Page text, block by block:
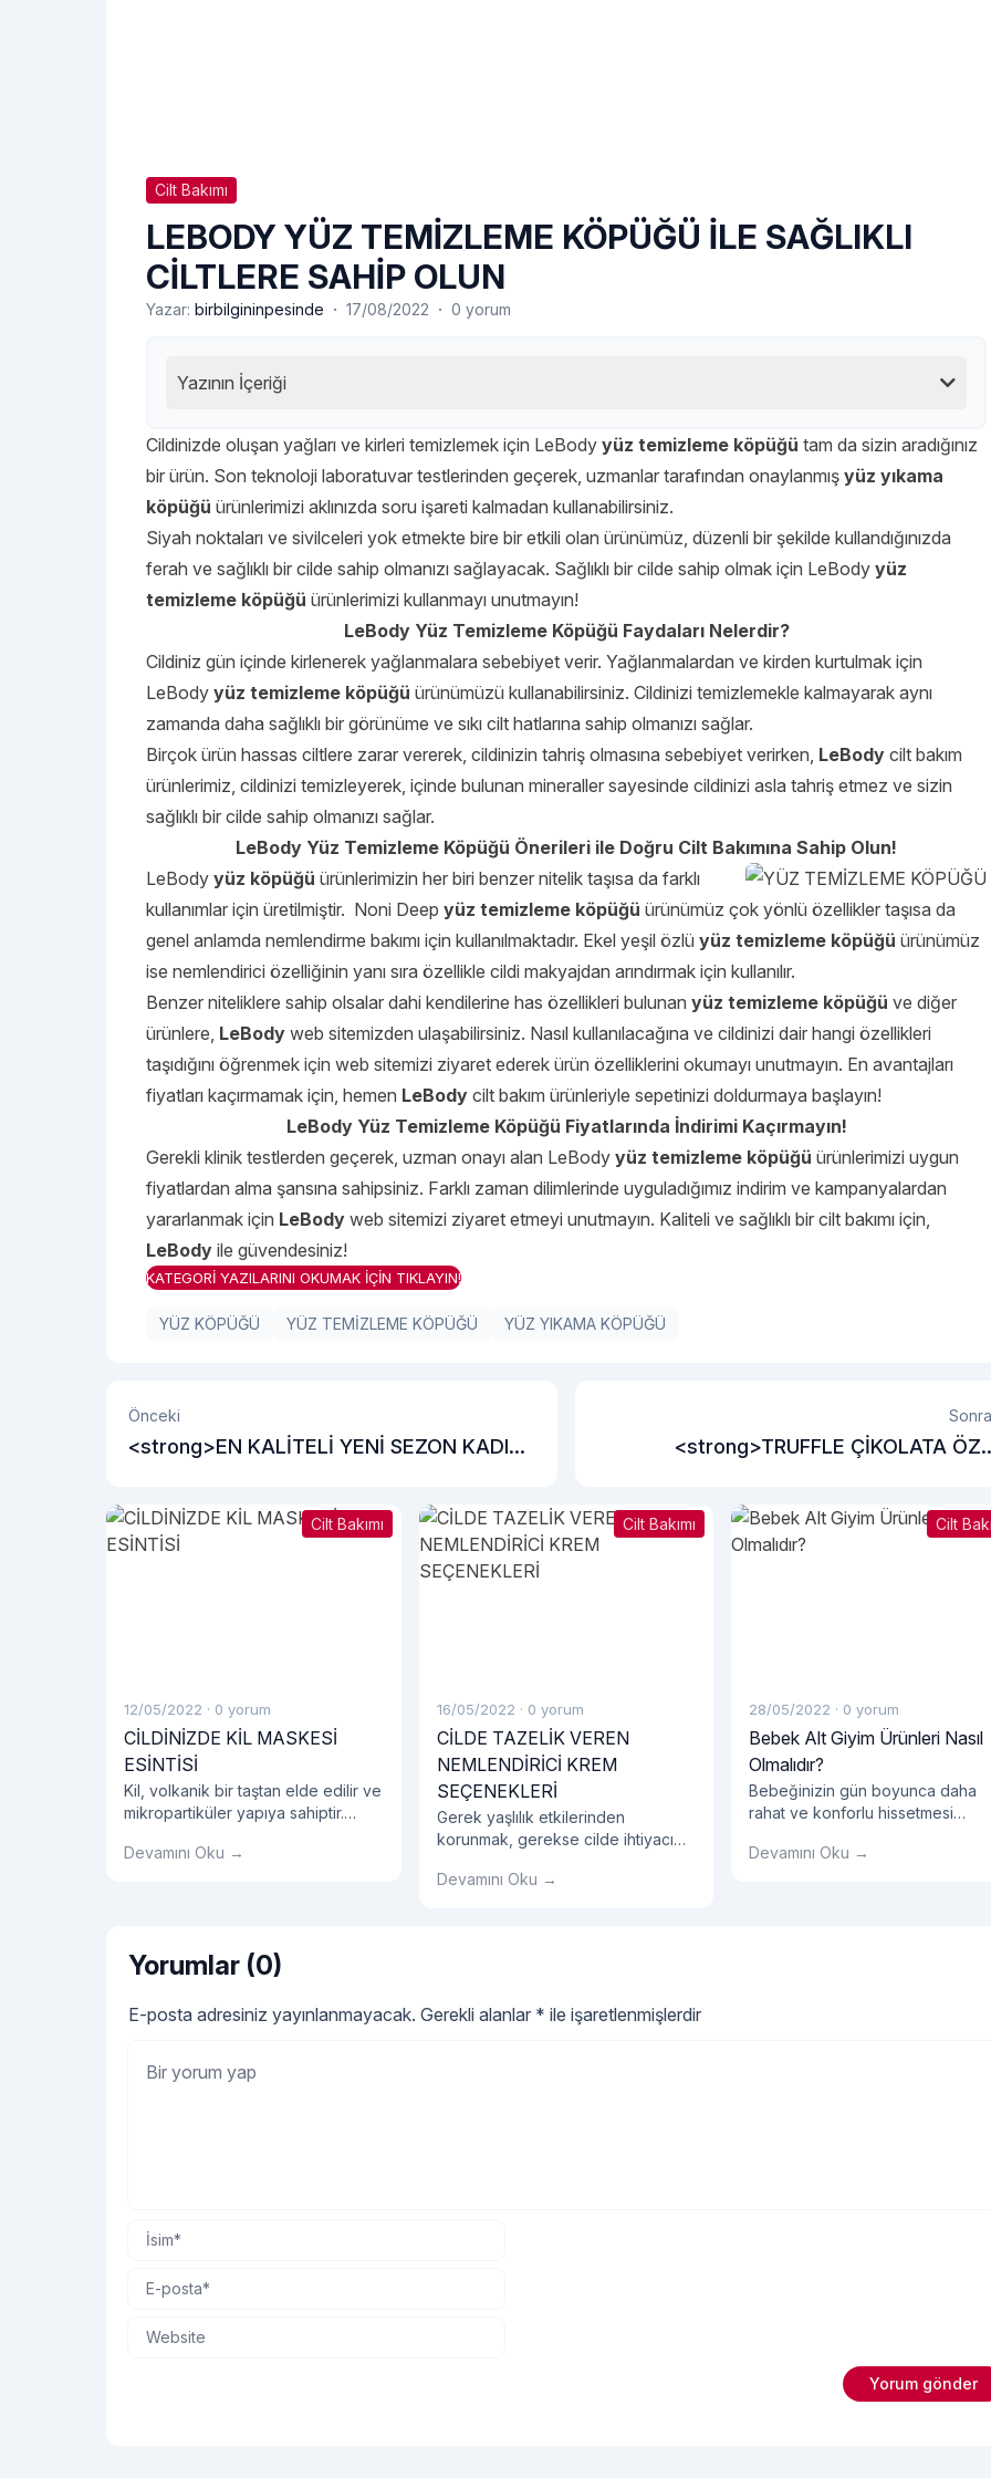
Cilt Bakımı
LEBODY YÜZ TEMİZLEME KÖPÜĞÜ İLE SAĞLIKLI
CİLTLERE SAHİP OLUN
Yazar: birbilgininpesinde · 17/08/2022 · 0 yorum
Yazının İçeriği
Cildinizde oluşan yağları ve kirleri temizlemek için LeBody yüz temizleme köpüğü tam da sizin aradığınız
bir ürün. Son teknoloji laboratuvar testlerinden geçerek, uzmanlar tarafından onaylanmış yüz yıkama
köpüğü ürünlerimizi aklınızda soru işareti kalmadan kullanabilirsiniz.
Siyah noktaları ve sivilceleri yok etmekte bire bir etkili olan ürünümüz, düzenli bir şekilde kullandığınızda
ferah ve sağlıklı bir cilde sahip olmanızı sağlayacak. Sağlıklı bir cilde sahip olmak için LeBody yüz
temizleme köpüğü ürünlerimizi kullanmayı unutmayın!
LeBody Yüz Temizleme Köpüğü Faydaları Nelerdir?
Cildiniz gün içinde kirlenerek yağlanmalara sebebiyet verir. Yağlanmalardan ve kirden kurtulmak için
LeBody yüz temizleme köpüğü ürünümüzü kullanabilirsiniz. Cildinizi temizlemekle kalmayarak aynı
zamanda daha sağlıklı bir görünüme ve sıkı cilt hatlarına sahip olmanızı sağlar.
Birçok ürün hassas ciltlere zarar vererek, cildinizin tahriş olmasına sebebiyet verirken, LeBody cilt bakım
ürünlerimiz, cildinizi temizleyerek, içinde bulunan mineraller sayesinde cildinizi asla tahriş etmez ve sizin
sağlıklı bir cilde sahip olmanızı sağlar.
LeBody Yüz Temizleme Köpüğü Önerileri ile Doğru Cilt Bakımına Sahip Olun!
LeBody yüz köpüğü ürünlerimizin her biri benzer nitelik taşısa da farklı
kullanımlar için üretilmiştir. Noni Deep yüz temizleme köpüğü ürünümüz çok yönlü özellikler taşısa da
genel anlamda nemlendirme bakımı için kullanılmaktadır. Ekel yeşil özlü yüz temizleme köpüğü ürünümüz
ise nemlendirici özelliğinin yanı sıra özellikle cildi makyajdan arındırmak için kullanılır.
Benzer niteliklere sahip olsalar dahi kendilerine has özellikleri bulunan yüz temizleme köpüğü ve diğer
ürünlere, LeBody web sitemizden ulaşabilirsiniz. Nasıl kullanılacağına ve cildinizi dair hangi özellikleri
taşıdığını öğrenmek için web sitemizi ziyaret ederek ürün özelliklerini okumayı unutmayın. En avantajları
fiyatları kaçırmamak için, hemen LeBody cilt bakım ürünleriyle sepetinizi doldurmaya başlayın!
LeBody Yüz Temizleme Köpüğü Fiyatlarında İndirimi Kaçırmayın!
Gerekli klinik testlerden geçerek, uzman onayı alan LeBody yüz temizleme köpüğü ürünlerimizi uygun
fiyatlardan alma şansına sahipsiniz. Farklı zaman dilimlerinde uyguladığımız indirim ve kampanyalardan
yararlanmak için LeBody web sitemizi ziyaret etmeyi unutmayın. Kaliteli ve sağlıklı bir cilt bakımı için,
LeBody ile güvendesiniz!
KATEGORİ YAZILARINI OKUMAK İÇİN TIKLAYIN!
YÜZ KÖPÜĞÜ YÜZ TEMİZLEME KÖPÜĞÜ YÜZ YIKAMA KÖPÜĞÜ
Önceki
<strong>EN KALİTELİ YENİ SEZON KADIN
<strong>TRUFFLE ÇİKOLATA
Cilt Bakımı
12/05/2022 · 0 yorum
CİLDİNİZDE KİL MASKESİ
ESİNTİSİ
Kil, volkanik bir taştan elde edilir ve
mikropartiküler yapıya sahiptir.
birlikte maske olarak kullanıldığında
Devamını Oku →
Cilt Bakımı
16/05/2022 · 0 yorum
CİLDE TAZELİK VEREN
NEMLENDİRİCİ KREM
SEÇENEKLERİ
Gerek yaşlılık etkilerinden
korunmak, gerekse cilde ihtiyacı
uygun yapıdaki bir yüz kremi
Devamını Oku →
Cilt
28/05/2022 · 0 yorum
Bebek Alt Giyim Ürünleri Nasıl
Olmalıdır?
Bebeğinizin gün boyunca daha
rahat ve konforlu hissetmesi
bir yaşa kadar çocuklara oranla
Devamını Oku →
Yorumlar (0)
E-posta adresiniz yayınlanmayacak. Gerekli alanlar * ile işaretlenmişlerdir